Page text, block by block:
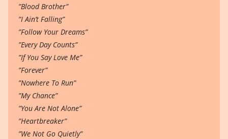
”Blood Brother”
”I Ain’t Falling”
”Follow Your Dreams”
”Every Day Counts”
”If You Say Love Me”
”Forever”
”Nowhere To Run”
”My Chance”
”You Are Not Alone”
”Heartbreaker”
”We Not Go Quietly”